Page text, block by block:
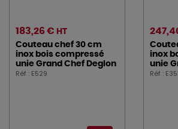
183,26 € HT
Couteau chef 30 cm
inox bois compressé
unie Grand Chef Deglon
Réf : E529
inox
unie
Réf :